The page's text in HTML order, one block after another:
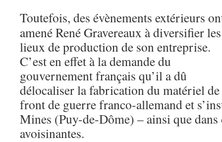
Toutefois, des évènements extérieurs
amené René Gravereaux à diversifier les
lieux de production de son entreprise.
C’est en effet à la demande du
gouvernement français qu’il a dû
délocaliser la fabrication du matériel
front de guerre franco-allemand et
Mines (Puy-de-Dôme) – ainsi que
avoisinantes.